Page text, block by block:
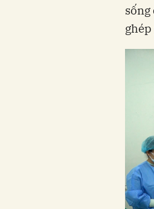
sống